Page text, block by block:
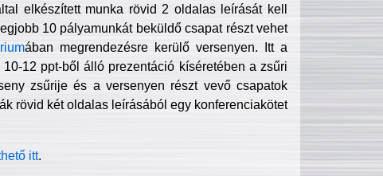
elkészített munka rövid 2 oldalas leírását kell
10 pályamunkát beküldő csapat részt vehet
ában megrendezésre kerülő versenyen. Itt a
12 ppt-ből álló prezentáció kíséretében a zsűri
zsűrije és a versenyen részt vevő csapatok
rövid két oldalas leírásából egy konferenciakötet
itt.